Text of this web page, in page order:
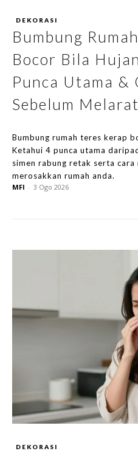
DEKORASI
Bumbung
Bocor Bila
Punca Utama &
Sebelum Melarat
Bumbung rumah teres kerap
Ketahui 4 punca utama
simen rabung retak serta cara
merosakkan rumah anda.
MFI - 3 Ogo 2026
DEKORASI